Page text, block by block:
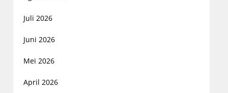
Juli 2026
Juni 2026
Mei 2026
April 2026